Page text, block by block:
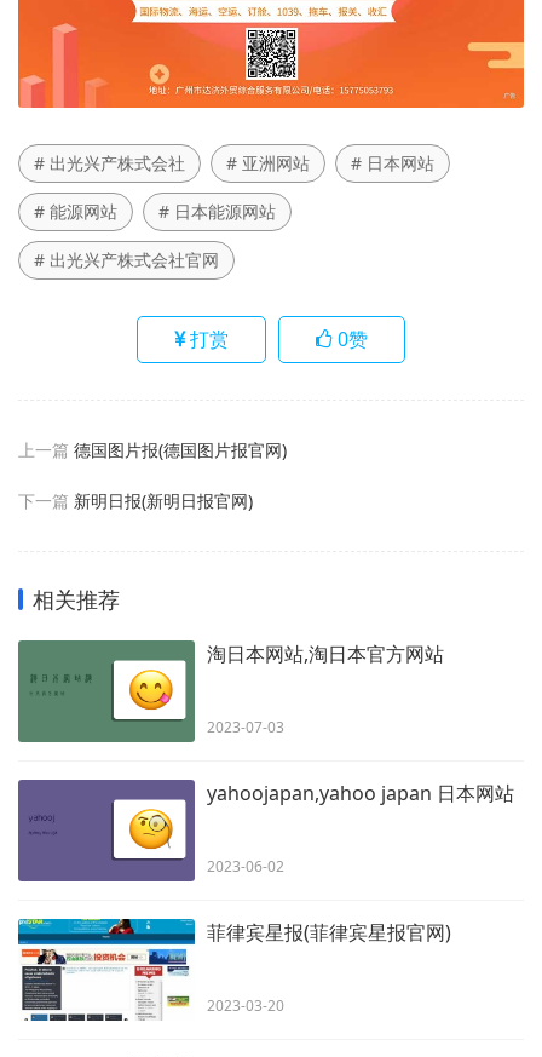
# 出光兴产株式会社 # 亚洲网站 # 日本网站
# 能源网站 # 日本能源网站
# 出光兴产株式会社官网
打赏 0赞
上一篇 德国图片报(德国图片报官网)
下一篇 新明日报(新明日报官网)
相关推荐
淘日本网站,淘日本官方网站
2023-07-03
yahoojapan,yahoo japan 日本网站
2023-06-02
菲律宾星报(菲律宾星报官网)
2023-03-20